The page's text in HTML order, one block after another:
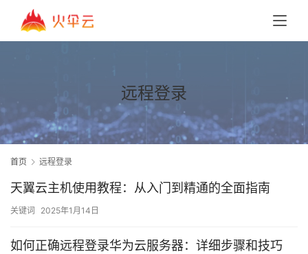
远程登录
首页 远程登录
天翼云主机使用教程：从入门到精通的全面指南
关键词 2025年1月14日
如何正确远程登录华为云服务器：详细步骤和技巧